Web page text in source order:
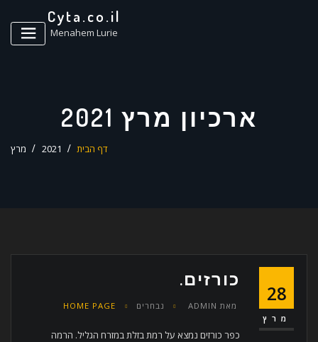
Cyta.co.il
Menahem Lurie
ארכיון מרץ 2021
דף הבית 2021 מרץ
28
מרץ
כורזים.
מאת ADMIN נבחרים HOME PAGE
כפר כורזים נמצא על רמת בזלת במזרח הגליל. הרמה